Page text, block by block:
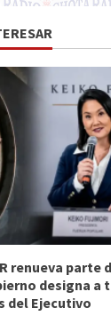
renueva parte
designa a
del Ejecutivo